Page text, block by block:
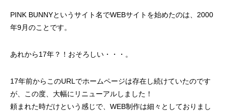
名刺制作事例 みちよ塾
2024.10.26 2024.10.26
PINK BUNNYというサイト名でWEBサイトを始めたのは、2000
年9月のことです。
あれから17年？！おそろしい・・・。
17年前からこのURLでホームページは存在し続けていたのです
が、この度、大幅にリニューアルしました！
頼まれた時だけという感じで、WEB制作は細々としておりまし